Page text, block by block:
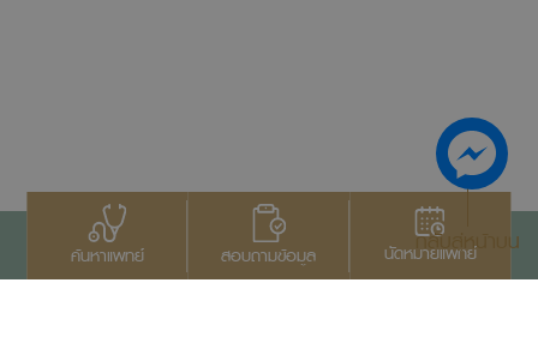
ค้นหาแพทย์ สอบถามข้อมูล นัดหมายแพทย์
กลับสู่หน้าบน